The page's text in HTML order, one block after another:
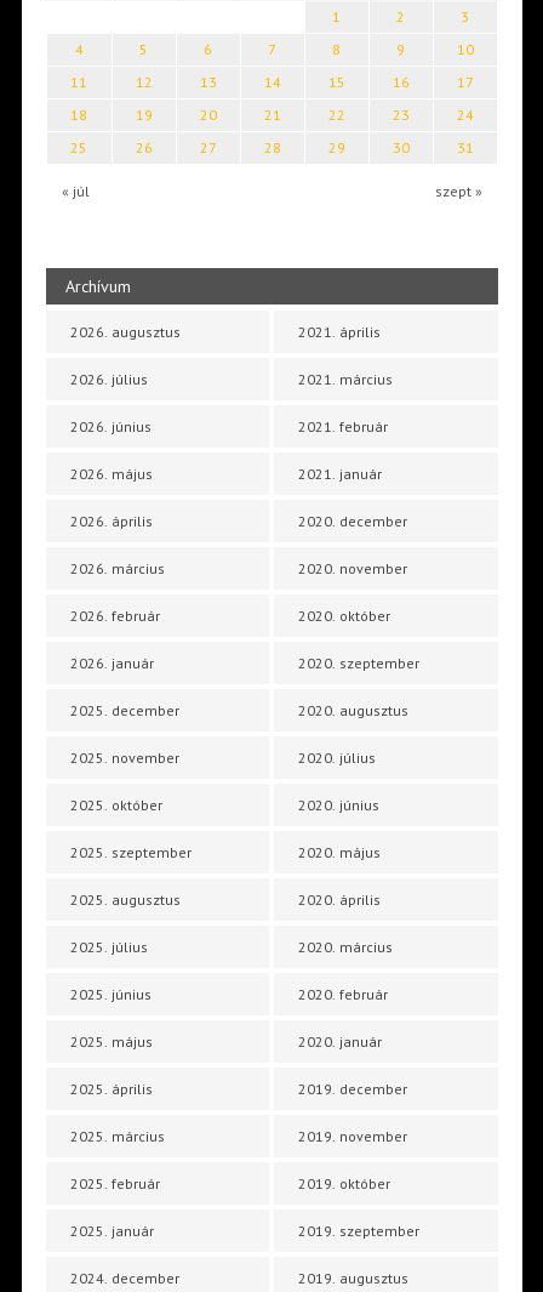
« júl szept »
1 2
3
4
5 6 7 8 9
10
11
12 13 14 15 16
17
18
19 20 21 22 23
24
25
26 27 28 29 30 31
Archívum
2026. augusztus
2026. július
2026. június
2026. május
2026. április
2026. március
2026. február
2026. január
2025. december
2025. november
2025. október
2025. szeptember
2025. augusztus
2025. július
2025. június
2025. május
2025. április
2025. március
2025. február
2025. január
2024. december
2021. április
2021. március
2021. február
2021. január
2020. december
2020. november
2020. október
2020. szeptember
2020. augusztus
2020. július
2020. június
2020. május
2020. április
2020. március
2020. február
2020. január
2019. december
2019. november
2019. október
2019. szeptember
2019. augusztus